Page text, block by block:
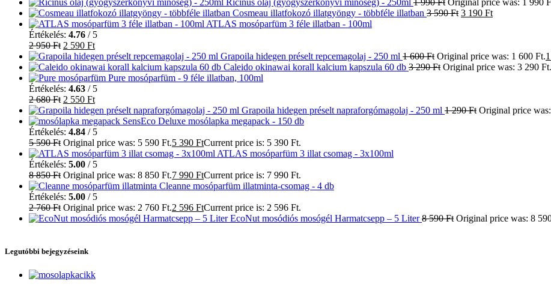
Ricinus olaj (gyógyszerkönyvi minőség) - 250ml 1 990Ft Original price was: 1 990
Cosmeau illatfokozó illatgyöngy - többféle illatban 3 590Ft 3 190 Ft
ATLAS mosóparfüm 3 féle illatban - 100ml
Értékelés: 4.76 / 5
2 950Ft 2 590 Ft
Grapoila hidegen préselt repcemagolaj - 250 ml 1 600Ft Original price was: 1 600 Ft.
Caleido okinawai korall kalcium kapszula 60 db 3 290Ft Original price was: 3 290 Ft.
Pure mosóparfüm - 9 féle illatban, 100ml
Értékelés: 4.63 / 5
2 680Ft 2 550 Ft
Grapoila hidegen préselt napraforgómagolaj - 250 ml 1 290Ft Original price
SensEco Deluxe mosólapka megapack - 150 db
Értékelés: 4.84 / 5
5 590Ft Original price was: 5 590 Ft.5 390 FtCurrent price is: 5 390 Ft.
ATLAS mosóparfüm 3 illat csomag - 3x100ml
Értékelés: 5.00 / 5
8 850Ft Original price was: 8 850 Ft.7 990 FtCurrent price is: 7 990 Ft.
Cleanne mosóparfüm illatminta-csomag - 4 db
Értékelés: 5.00 / 5
2 760Ft Original price was: 2 760 Ft.2 596 FtCurrent price is: 2 596 Ft.
EcoNut mosódiós mosógél Harmatcsepp – 5 Liter8 590Ft Original price was: 8
Legutóbbi bejegyzéseink